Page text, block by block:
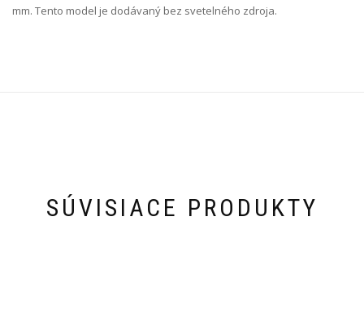
mm. Tento model je dodávaný bez svetelného zdroja.
SÚVISIACE PRODUKTY